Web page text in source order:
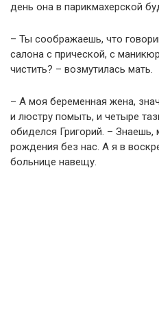
день она в парикмахерской
– Ты соображаешь, что
салона с прической, с
чистить? – возмутилась мать.
– А моя беременная жена,
и люстру помыть, и четыре
обиделся Григорий. –
рождения без нас. А я в
больнице навещу.